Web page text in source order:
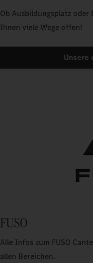
Ob Ausbildungsplatz oder
Ihnen viele Wege offen!
Unsere
FUSO
Alle Infos zum FUSO
allen Bereichen.